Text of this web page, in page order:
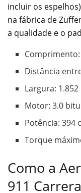
incluir os
na fábrica de
a qualidade e o
Distância
Largura:
Motor: 3.0
Potência: 394
Torque
Como a
911